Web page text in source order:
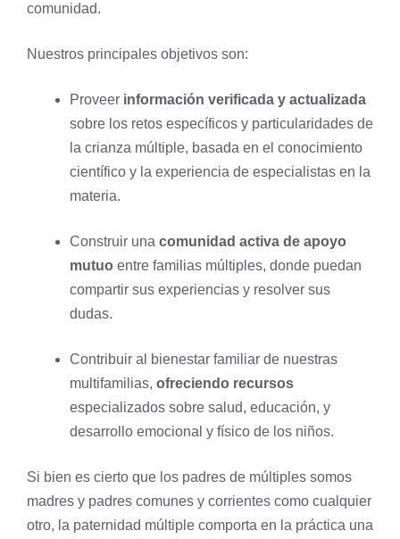
comunidad.
Nuestros principales objetivos son:
Proveer información verificada y actualizada
sobre los retos específicos y particularidades de
la crianza múltiple, basada en el conocimiento
científico y la experiencia de especialistas en la
materia.
Construir una comunidad activa de apoyo
mutuo entre familias múltiples, donde puedan
compartir sus experiencias y resolver sus
dudas.
Contribuir al bienestar familiar de nuestras
multifamilias, ofreciendo recursos
especializados sobre salud, educación, y
desarrollo emocional y físico de los niños.
Si bien es cierto que los padres de múltiples somos
madres y padres comunes y corrientes como cualquier
otro, la paternidad múltiple comporta en la práctica una